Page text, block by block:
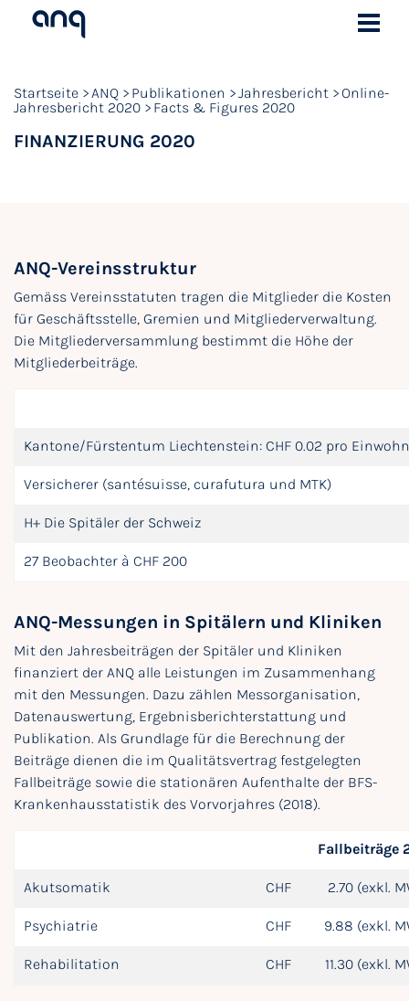
Startseite ANQ Publikationen Jahresbericht
Online-
Jahresbericht 2020
Facts & Figures 2020
FINANZIERUNG 2020
ANQ-Vereinsstruktur
Gemäss Vereinsstatuten tragen die Mitglieder die Kosten
für Geschäftsstelle, Gremien und Mitgliederverwaltung.
Die Mitgliederversammlung bestimmt die Höhe der
Mitgliederbeiträge.
Kantone/Fürstentum Liechtenstein: CHF 0.02 pro
Versicherer (santésuisse, curafutura und MTK)
H+ Die Spitäler der Schweiz
27 Beobachter à CHF 200
ANQ-Messungen in Spitälern und Kliniken
Mit den Jahresbeiträgen der Spitäler und Kliniken
finanziert der ANQ alle Leistungen im Zusammenhang
mit den Messungen. Dazu zählen Messorganisation,
Datenauswertung, Ergebnisberichterstattung und
Publikation. Als Grundlage für die Berechnung der
Beiträge dienen die im Qualitätsvertrag festgelegten
Fallbeiträge sowie die stationären Aufenthalte der BFS-
Krankenhausstatistik des Vorvorjahres (2018).
Fallbeiträge
Akutsomatik CHF 2.70 (exkl.
Psychiatrie CHF 9.88 (exkl.
Rehabilitation CHF 11.30 (exkl.